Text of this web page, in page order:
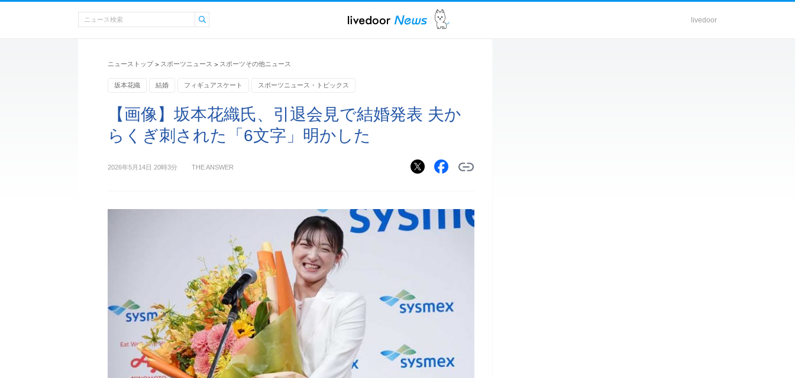
livedoor
ニューストップ > スポーツニュース > スポーツその他ニュース
坂本花織 結婚 フィギュアスケート スポーツニュース・トピックス
【画像】坂本花織氏、引退会見で結婚発表 夫か
らくぎ刺された「6文字」明かした
2026年5月14日 20時3分 THE ANSWER